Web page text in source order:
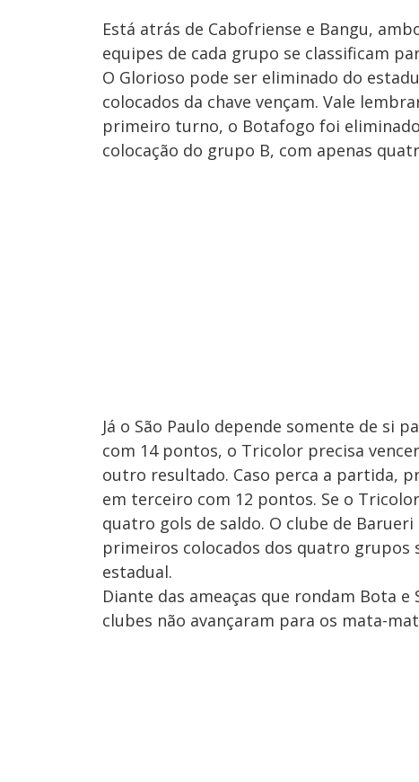
Está atrás de Cabofriense e Bangu,
equipes de cada grupo se classificam
O Glorioso pode ser eliminado do
colocados da chave vençam. Vale
primeiro turno, o Botafogo foi
colocação do grupo B, com apenas
Já o São Paulo depende somente de si
com 14 pontos, o Tricolor precisa
outro resultado. Caso perca a partida,
em terceiro com 12 pontos. Se o
quatro gols de saldo. O clube de
primeiros colocados dos quatro grupos
estadual.
Diante das ameaças que rondam Bota e
clubes não avançaram para os mata-